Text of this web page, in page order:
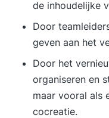
omgeving aan de
waarmee u in het
komen. Een
dat het de
vertrouwen
onze
bieden locaties
de inhoudelijke
Door
geven aan het
Door het
organiseren en
maar vooral als
cocreatie.